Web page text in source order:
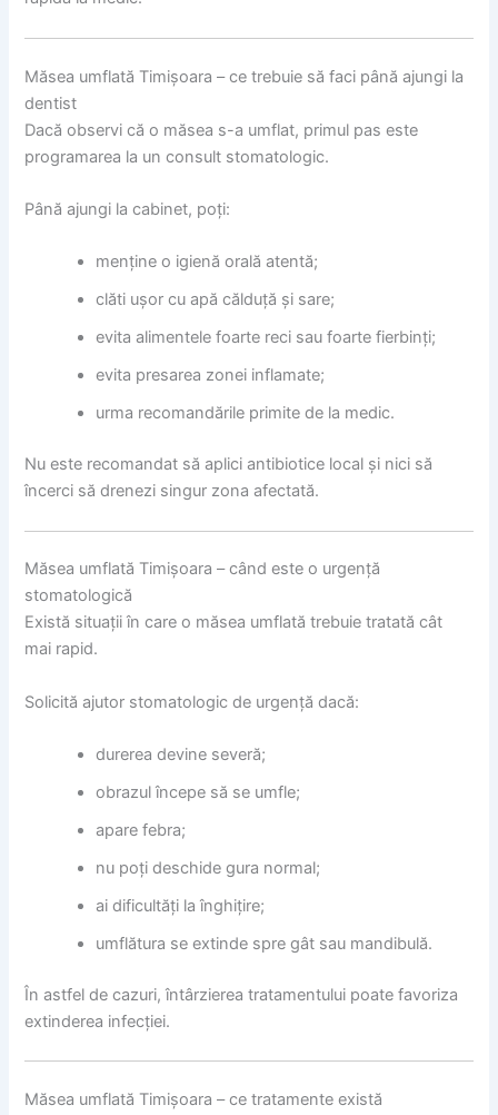
Măsea umflată Timișoara – ce trebuie să faci până ajungi la
dentist
Dacă observi că o măsea s-a umflat, primul pas este
programarea la un consult stomatologic.
Până ajungi la cabinet, poți:
menține o igienă orală atentă;
clăti ușor cu apă călduță și sare;
evita alimentele foarte reci sau foarte fierbinți;
evita presarea zonei inflamate;
urma recomandările primite de la medic.
Nu este recomandat să aplici antibiotice local și nici să
încerci să drenezi singur zona afectată.
Măsea umflată Timișoara – când este o urgență
stomatologică
Există situații în care o măsea umflată trebuie tratată cât
mai rapid.
Solicită ajutor stomatologic de urgență dacă:
durerea devine severă;
obrazul începe să se umfle;
apare febra;
nu poți deschide gura normal;
ai dificultăți la înghițire;
umflătura se extinde spre gât sau mandibulă.
În astfel de cazuri, întârzierea tratamentului poate favoriza
extinderea infecției.
Măsea umflată Timișoara – ce tratamente există